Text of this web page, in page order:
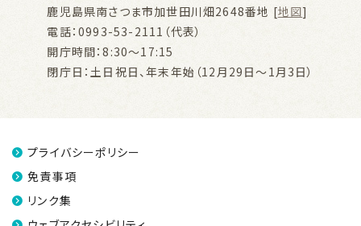
鹿児島県南さつま市加世田川畑2648番地 [地図]
電話：0993-53-2111（代表）
開庁時間：8:30～17:15
閉庁日：土日祝日、年末年始（12月29日～1月3日）
プライバシーポリシー
免責事項
リンク集